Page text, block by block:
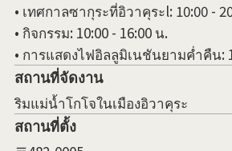
• เทศกาลซากุระที่อิวาคุระl: 10:00 -
• กิจกรรม: 10:00 - 16:00 น.
• การแสดงไฟอิลลูมิเนชันยามค่ำคืน:
สถานที่จัดงาน
ริมแม่น้ำโกโจในเมืองอิวาคุระ
สถานที่ตั้ง